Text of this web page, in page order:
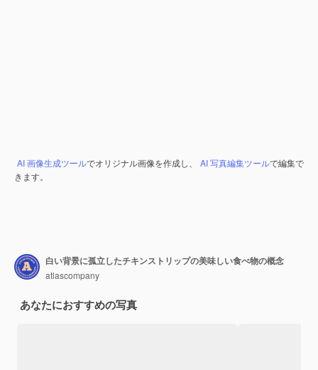
AI 画像生成ツールでオリジナル画像を作成し、 AI 写真編集ツールで編集で
きます。
白い背景に孤立したチキンストリップの美味しい食べ物の概念
atlascompany
あなたにおすすめの写真